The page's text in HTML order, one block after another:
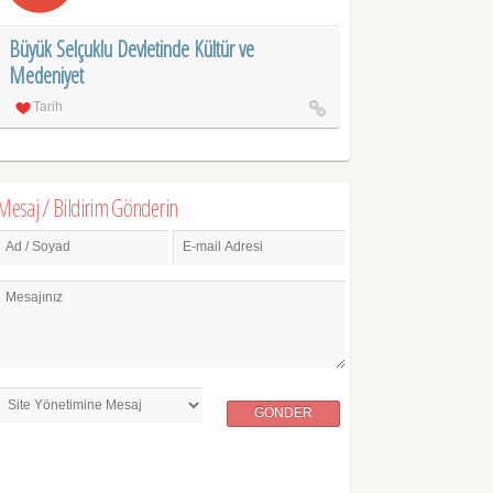
Büyük Selçuklu Devletinde Kültür ve
Medeniyet
Tarih
/ Bildirim Gönderin
Ad / Soyad E-mail Adresi
Mesajınız
GÖNDER